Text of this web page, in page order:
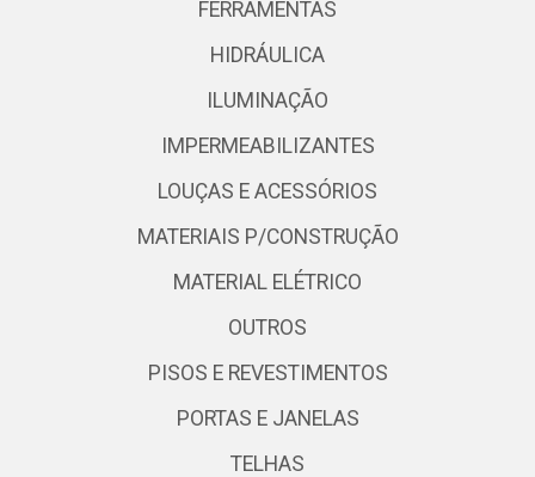
FERRAMENTAS
HIDRÁULICA
ILUMINAÇÃO
IMPERMEABILIZANTES
LOUÇAS E ACESSÓRIOS
MATERIAIS P/CONSTRUÇÃO
MATERIAL ELÉTRICO
OUTROS
PISOS E REVESTIMENTOS
PORTAS E JANELAS
TELHAS